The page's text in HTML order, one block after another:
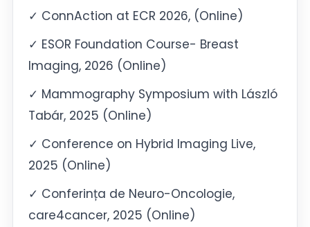
✓ ConnAction at ECR 2026, (Online)
✓ ESOR Foundation Course- Breast
Imaging, 2026 (Online)
✓ Mammography Symposium with László
Tabár, 2025 (Online)
✓ Conference on Hybrid Imaging Live,
2025 (Online)
✓ Conferința de Neuro-Oncologie,
care4cancer, 2025 (Online)